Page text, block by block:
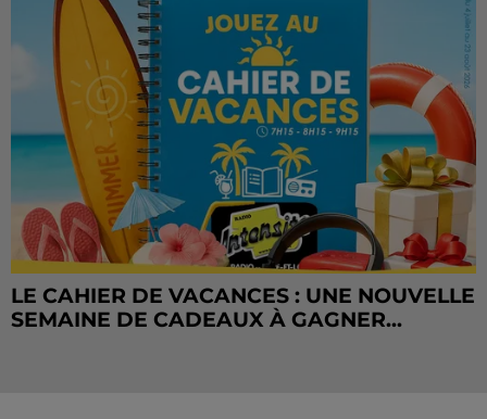
LE CAHIER DE VACANCES : UNE NOUVELLE
SEMAINE DE CADEAUX À GAGNER...